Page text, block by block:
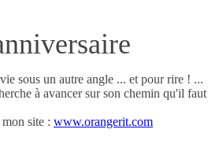
sous un autre angle ... et pour rire ! ...
à avancer sur son chemin qu'il faut
site : www.orangerit.com